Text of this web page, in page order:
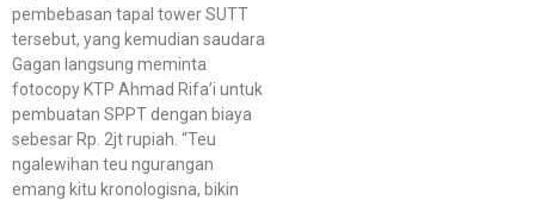
pembebasan tapal tower SUTT
tersebut, yang kemudian saudara
Gagan langsung meminta
fotocopy KTP Ahmad Rifa’i untuk
pembuatan SPPT dengan biaya
sebesar Rp. 2jt rupiah. “Teu
ngalewihan teu ngurangan
emang kitu kronologisna, bikin